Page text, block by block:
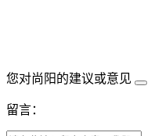
您对尚阳的建议或意见
留言：